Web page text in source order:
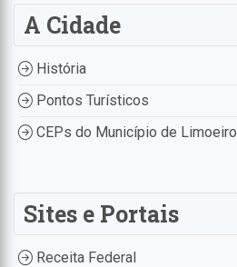
A Cidade
História
Pontos Turísticos
CEPs do Município de Limoeiro
Sites e Portais
Receita Federal